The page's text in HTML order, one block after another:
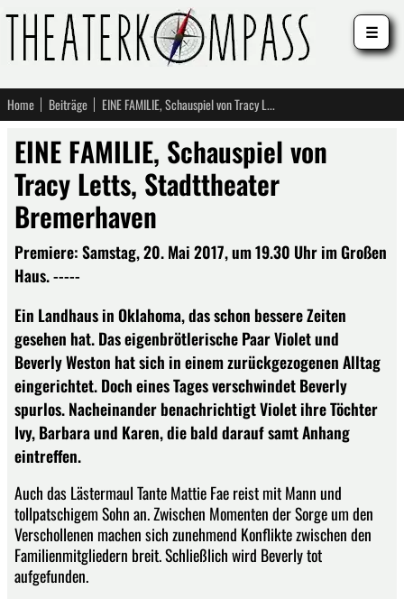
Home Beiträge EINE FAMILIE, Schauspiel von Tracy Letts, Stadttheater Bremerhaven
EINE FAMILIE, Schauspiel von
Tracy Letts, Stadttheater
Bremerhaven
Premiere: Samstag, 20. Mai 2017, um 19.30 Uhr im Großen
Haus. -----
Ein Landhaus in Oklahoma, das schon bessere Zeiten
gesehen hat. Das eigenbrötlerische Paar Violet und
Beverly Weston hat sich in einem zurückgezogenen Alltag
eingerichtet. Doch eines Tages verschwindet Beverly
spurlos. Nacheinander benachrichtigt Violet ihre Töchter
Ivy, Barbara und Karen, die bald darauf samt Anhang
eintreffen.
Auch das Lästermaul Tante Mattie Fae reist mit Mann und
tollpatschigem Sohn an. Zwischen Momenten der Sorge um den
Verschollenen machen sich zunehmend Konflikte zwischen den
Familienmitgliedern breit. Schließlich wird Beverly tot
aufgefunden.
☰